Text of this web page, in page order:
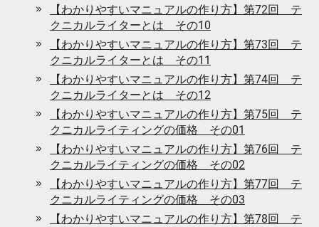
【わかりやすいマニュアルの作り方】第72回 テ
クニカルライターとは その10
【わかりやすいマニュアルの作り方】第73回 テ
クニカルライターとは その11
【わかりやすいマニュアルの作り方】第74回 テ
クニカルライターとは その12
【わかりやすいマニュアルの作り方】第75回 テ
クニカルライティングの価格 その01
【わかりやすいマニュアルの作り方】第76回 テ
クニカルライティングの価格 その02
【わかりやすいマニュアルの作り方】第77回 テ
クニカルライティングの価格 その03
【わかりやすいマニュアルの作り方】第78回 テ